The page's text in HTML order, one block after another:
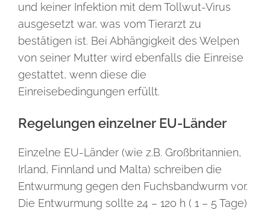
und keiner Infektion mit dem Tollwut-Virus
ausgesetzt war, was vom Tierarzt zu
bestätigen ist. Bei Abhängigkeit des Welpen
von seiner Mutter wird ebenfalls die Einreise
gestattet, wenn diese die
Einreisebedingungen erfüllt.
Regelungen einzelner EU-Länder
Einzelne EU-Länder (wie z.B. Großbritannien,
Irland, Finnland und Malta) schreiben die
Entwurmung gegen den Fuchsbandwurm vor.
Die Entwurmung sollte 24 – 120 h ( 1 – 5 Tage)